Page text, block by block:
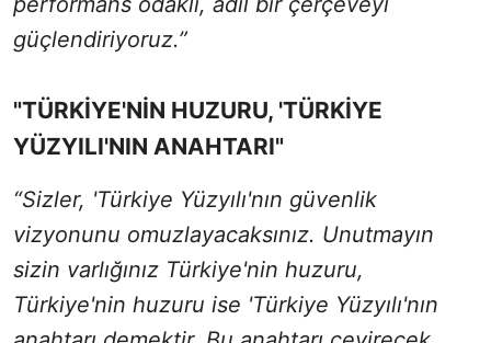
güçlendiriyoruz.”
"TÜRKİYE'NİN HUZURU, 'TÜRKİYE
YÜZYILI'NIN ANAHTARI"
“Sizler, 'Türkiye Yüzyılı'nın güvenlik
vizyonunu omuzlayacaksınız. Unutmayın
sizin varlığınız Türkiye'nin huzuru,
Türkiye'nin huzuru ise 'Türkiye Yüzyılı'nın